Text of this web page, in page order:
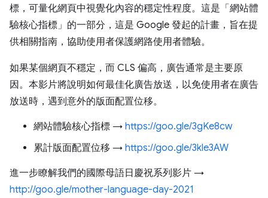
標，可量化網頁中視覺化內容的穩定性程度。這是「網站體
驗核心指標」的一部分，這是 Google 發起的計畫，旨在提
供相關指南，協助使用者保護網路使用者體驗。
如果某個網頁不穩定，而 CLS 偏高，廣告通常是主要原
因。本影片將說明如何最佳化廣告放送，以免使用者在廣告
放送時，遇到意外的版面配置位移。
網站體驗核心指標 → https://goo.gle/3gKe8cw
累計版面配置位移 → https://goo.gle/3kle3AW
進一步瞭解我們的國際母語日慶祝系列影片 →
http://goo.gle/mother-language-day-2021